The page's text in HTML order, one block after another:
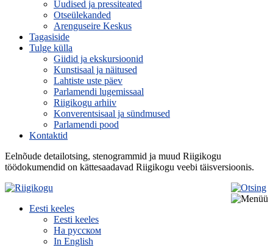
Uudised ja pressiteated
Otseülekanded
Arenguseire Keskus
Tagasiside
Tulge külla
Giidid ja ekskursioonid
Kunstisaal ja näitused
Lahtiste uste päev
Parlamendi lugemissaal
Riigikogu arhiiv
Konverentsisaal ja sündmused
Parlamendi pood
Kontaktid
Eelnõude detailotsing, stenogrammid ja muud Riigikogu
töödokumendid on kättesaadavad Riigikogu veebi täisversioonis.
Eesti keeles
Eesti keeles
На русском
In English